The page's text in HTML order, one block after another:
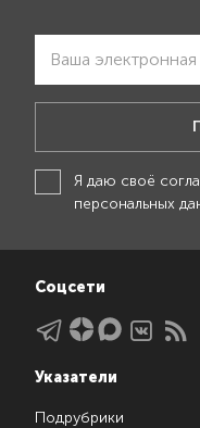
Я даю своё
персональных
Соцсети
Указатели
Подрубрики